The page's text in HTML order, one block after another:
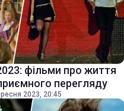
фільми про життя
перегляду
2023, 20:45